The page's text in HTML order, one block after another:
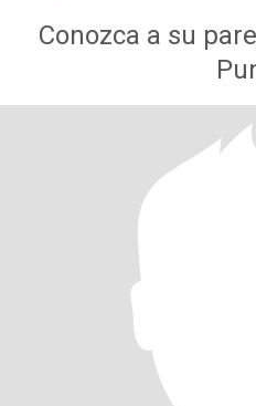
Conozca a su